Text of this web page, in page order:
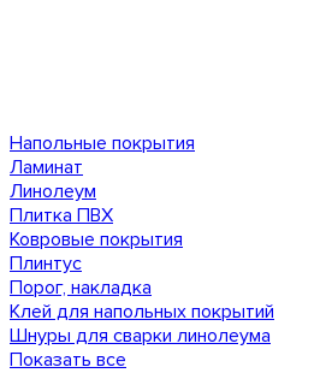
Напольные покрытия
Ламинат
Линолеум
Плитка ПВХ
Ковровые покрытия
Плинтус
Порог, накладка
Клей для напольных покрытий
Шнуры для сварки линолеума
Показать все